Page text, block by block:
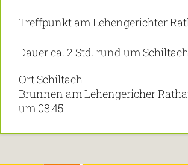
Treffpunkt am Lehengerichter
Dauer ca. 2 Std. rund um Schiltach
Ort Schiltach
Brunnen am Lehengericher
um 08:45